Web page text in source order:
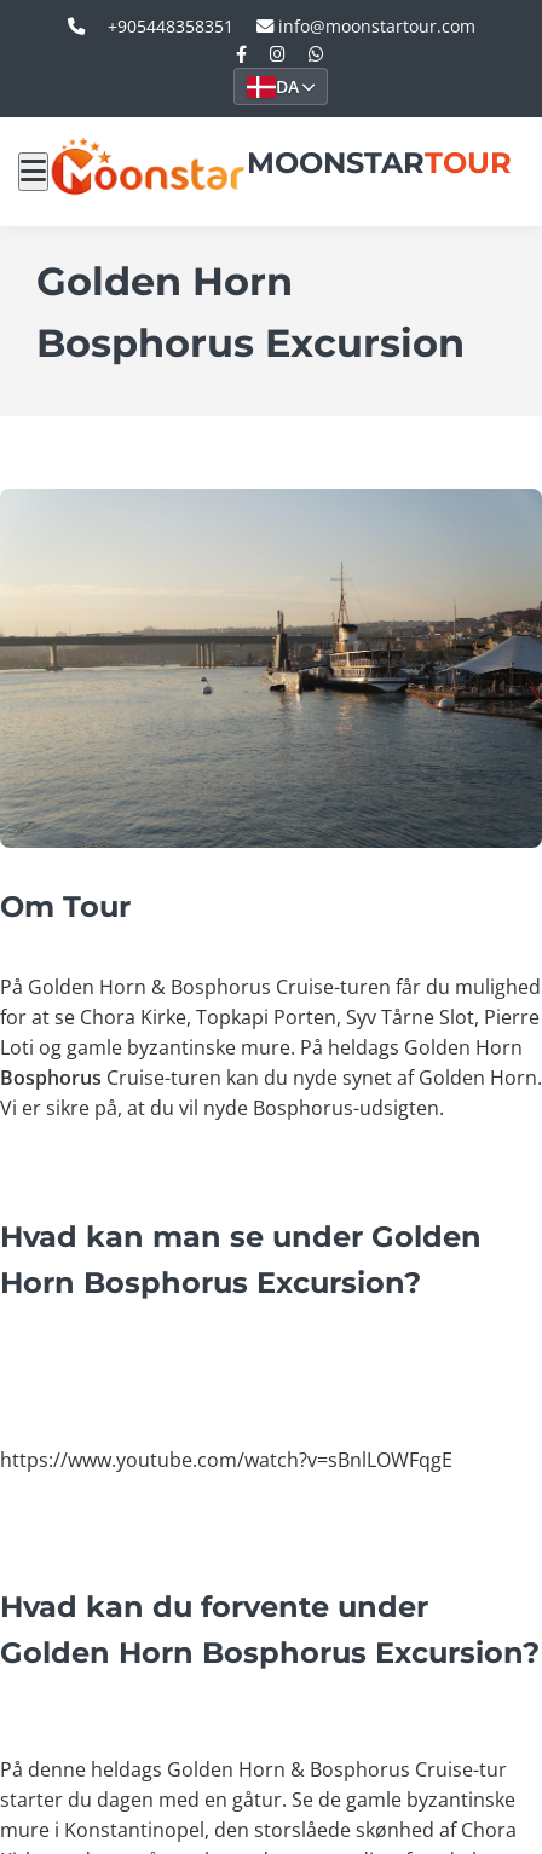
+905448358351 info@moonstartour.com
DA
MOONSTARTOUR
Golden Horn
Bosphorus Excursion
Om Tour
På Golden Horn & Bosphorus Cruise-turen får du mulighed
for at se Chora Kirke, Topkapi Porten, Syv Tårne Slot, Pierre
Loti og gamle byzantinske mure. På heldags Golden Horn
Bosphorus Cruise-turen kan du nyde synet af Golden Horn.
Vi er sikre på, at du vil nyde Bosphorus-udsigten.
Hvad kan man se under Golden
Horn Bosphorus Excursion?
https://www.youtube.com/watch?v=sBnlLOWFqgE
Hvad kan du forvente under
Golden Horn Bosphorus Excursion?
På denne heldags Golden Horn & Bosphorus Cruise-tur
starter du dagen med en gåtur. Se de gamle byzantinske
mure i Konstantinopel, den storslåede skønhed af Chora